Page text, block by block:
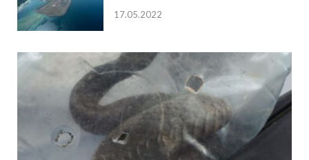
17.05.2022